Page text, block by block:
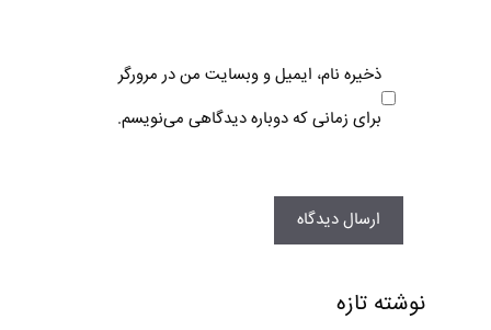
ذخیره نام، ایمیل و وبسایت من در مرورگر
برای زمانی که دوباره دیدگاهی می‌نویسم.
نوشته تازه